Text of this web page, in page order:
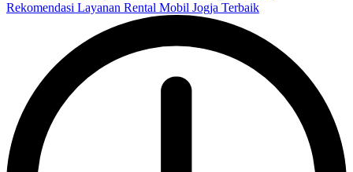
Rekomendasi Layanan Rental Mobil Jogja Terbaik